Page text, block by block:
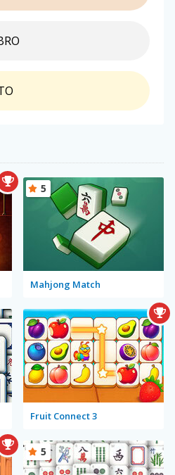
Mahjong Match
5
Fruit Connect 3
5